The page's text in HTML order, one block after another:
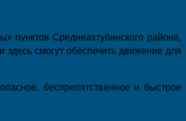
пунктов Среднеахтубинского района,
смогут обеспечить движение для
беспрепятственное и быстрое